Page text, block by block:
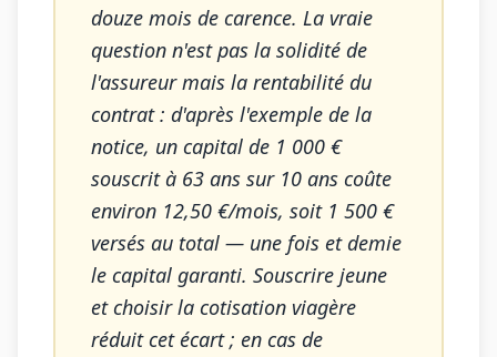
douze mois de carence. La vraie
question n'est pas la solidité de
l'assureur mais la rentabilité du
contrat : d'après l'exemple de la
notice, un capital de 1 000 €
souscrit à 63 ans sur 10 ans coûte
environ 12,50 €/mois, soit 1 500 €
versés au total — une fois et demie
le capital garanti. Souscrire jeune
et choisir la cotisation viagère
réduit cet écart ; en cas de